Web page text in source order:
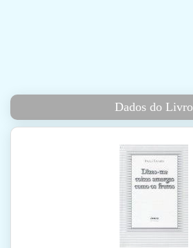
Dados do Livro